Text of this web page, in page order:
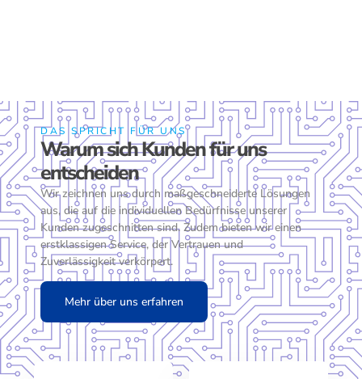
DAS SPRICHT FÜR UNS
Warum sich Kunden für uns
entscheiden
Wir zeichnen uns durch maßgeschneiderte Lösungen
aus, die auf die individuellen Bedürfnisse unserer
Kunden zugeschnitten sind. Zudem bieten wir einen
erstklassigen Service, der Vertrauen und
Zuverlässigkeit verkörpert.
Mehr über uns erfahren